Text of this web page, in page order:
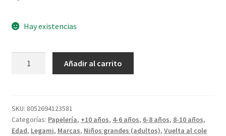
Hay existencias
Daisy
cantidad
Añadir al carrito
SKU: 8052694123581
Categorías: Papelería, +10 años, 4-6 años, 6-8 años, 8-10 años,
Edad, Legami, Marcas, Niños grandes (adultos), Vuelta al cole